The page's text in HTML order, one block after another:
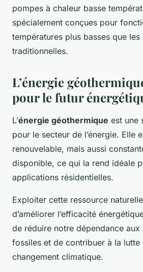
pompes à chaleur basse
spécialement conçues pour
températures plus basses que
traditionnelles.
L’énergie
pour le futur
L’énergie géothermique est une
pour le secteur de l’énergie. Elle
renouvelable, mais aussi
disponible, ce qui la rend idéale
applications résidentielles.
Exploiter cette ressource
d’améliorer l’efficacité
de réduire notre dépendance
fossiles et de contribuer à la lutte
changement climatique.